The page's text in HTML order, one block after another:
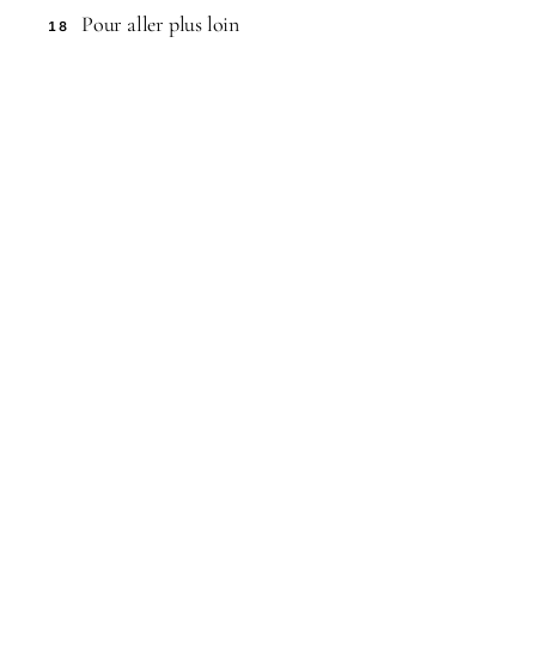
18 Pour aller plus loin